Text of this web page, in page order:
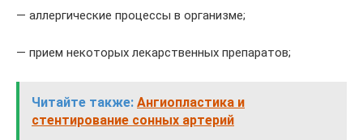
— аллергические процессы в организме;
— прием некоторых лекарственных препаратов;
Читайте также: Ангиопластика и
стентирование сонных артерий